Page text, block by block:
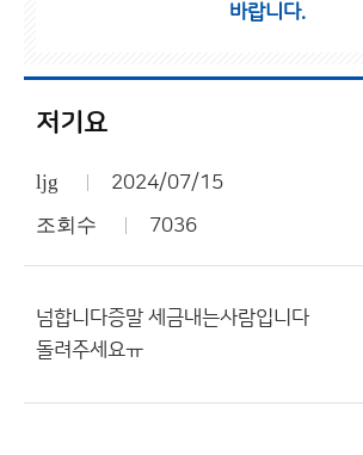
바랍니다.
저기요
ljg 2024/07/15
조회수 7036
넘합니다증말 세금내는사람입니다
돌려주세요ㅠ